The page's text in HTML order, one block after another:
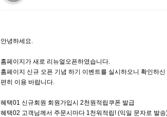
안녕하세요.
홈페이지가 새로 리뉴얼오픈하였습니다.
홈페이지 신규 오픈 기념 하기 이벤트를 실시하오니 확인하신
편히 이용 바랍니다.
혜택01 신규회원 회원가입시 2천원적립쿠폰 발급
혜택02 고객님께서 주문시마다 1천워적립! (익일 문자로 발송